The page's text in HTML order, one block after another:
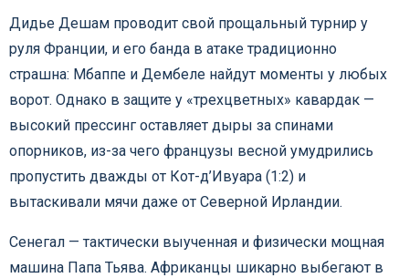
Дидье Дешам проводит свой прощальный турнир у
руля Франции, и его банда в атаке традиционно
страшна: Мбаппе и Дембеле найдут моменты у любых
ворот. Однако в защите у «трехцветных» кавардак —
высокий прессинг оставляет дыры за спинами
опорников, из-за чего французы весной умудрились
пропустить дважды от Кот-д’Ивуара (1:2) и
вытаскивали мячи даже от Северной Ирландии.
Сенегал — тактически выученная и физически мощная
машина Папа Тьява. Африканцы шикарно выбегают в